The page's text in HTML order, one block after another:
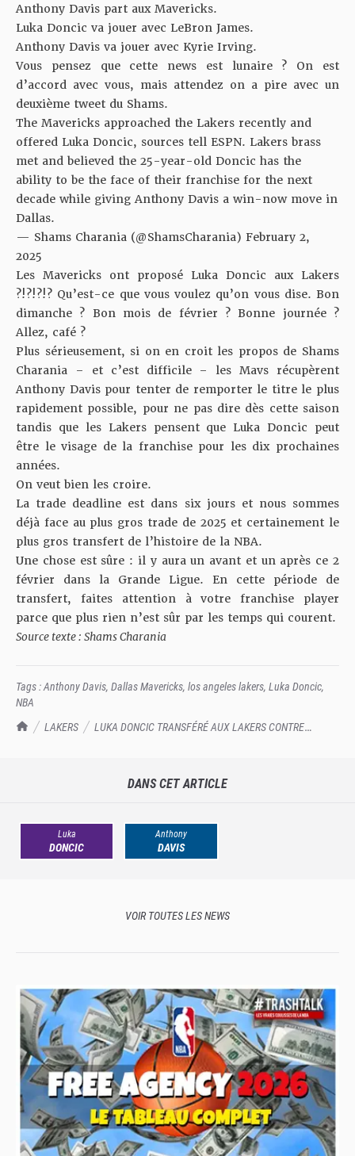
TrashTalk Actu NBA
LAKERS
LUKA DONCIC TRANSFÉRÉ AUX LAKERS CONTRE
Anthony Davis part aux Mavericks.
Luka Doncic va jouer avec LeBron James.
Anthony Davis va jouer avec Kyrie Irving.
Vous pensez que cette news est lunaire ? On est
d’accord avec vous, mais attendez on a pire avec un
deuxième tweet du Shams.
The Mavericks approached the Lakers recently and
offered Luka Doncic, sources tell ESPN. Lakers brass
met and believed the 25-year-old Doncic has the
ability to be the face of their franchise for the next
decade while giving Anthony Davis a win-now move in
Dallas.
— Shams Charania (@ShamsCharania) February 2,
2025
Les Mavericks ont proposé Luka Doncic aux Lakers
?!?!?!? Qu’est-ce que vous voulez qu’on vous dise. Bon
dimanche ? Bon mois de février ? Bonne journée ?
Allez, café ?
Plus sérieusement, si on en croit les propos de Shams
Charania – et c’est difficile – les Mavs récupèrent
Anthony Davis pour tenter de remporter le titre le plus
rapidement possible, pour ne pas dire dès cette saison
tandis que les Lakers pensent que Luka Doncic peut
être le visage de la franchise pour les dix prochaines
années.
On veut bien les croire.
La trade deadline est dans six jours et nous sommes
déjà face au plus gros trade de 2025 et certainement le
plus gros transfert de l’histoire de la NBA.
Une chose est sûre : il y aura un avant et un après ce 2
février dans la Grande Ligue. En cette période de
transfert, faites attention à votre franchise player
parce que plus rien n’est sûr par les temps qui courent.
Source texte : Shams Charania
Tags :Anthony Davis, Dallas Mavericks, los angeles lakers, Luka Doncic,
NBA
DANS CET ARTICLE
Luka
DONCIC
Anthony
DAVIS
VOIR TOUTES LES NEWS